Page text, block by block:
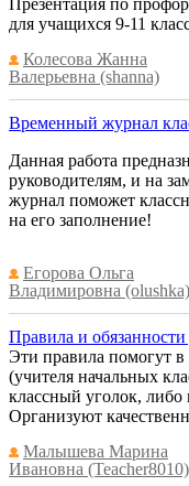
Презентация по
для учащихся 9-11
Колесова Жанна
Валерьевна (shanna)
Временный журнал
Данная работа
руководителям, и на
журнал поможет
на его заполнение!
Егорова Ольга
Владимировна (olushka)
Правила и
Эти правила помогут в
(учителя начальных
классный уголок, либо
Организуют
Малышева Марина
Ивановна (Teacher8010)